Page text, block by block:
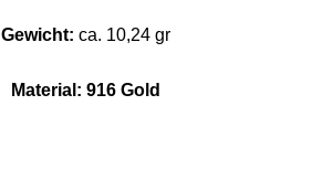
Gewicht: ca. 10,24 gr
Material: 916 Gold